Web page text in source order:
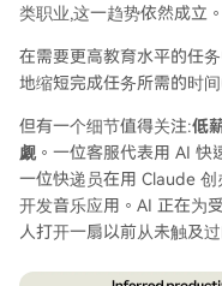
类职业,这一趋势依然成立。
在需要更高教育水平的任
地缩短完成任务所需的时
但有一个细节值得关注:低
觑 。一位客服代表用 AI 快
一位快递员在用 Claude
开发音乐应用。AI 正在为
人打开一扇以前从未触及过